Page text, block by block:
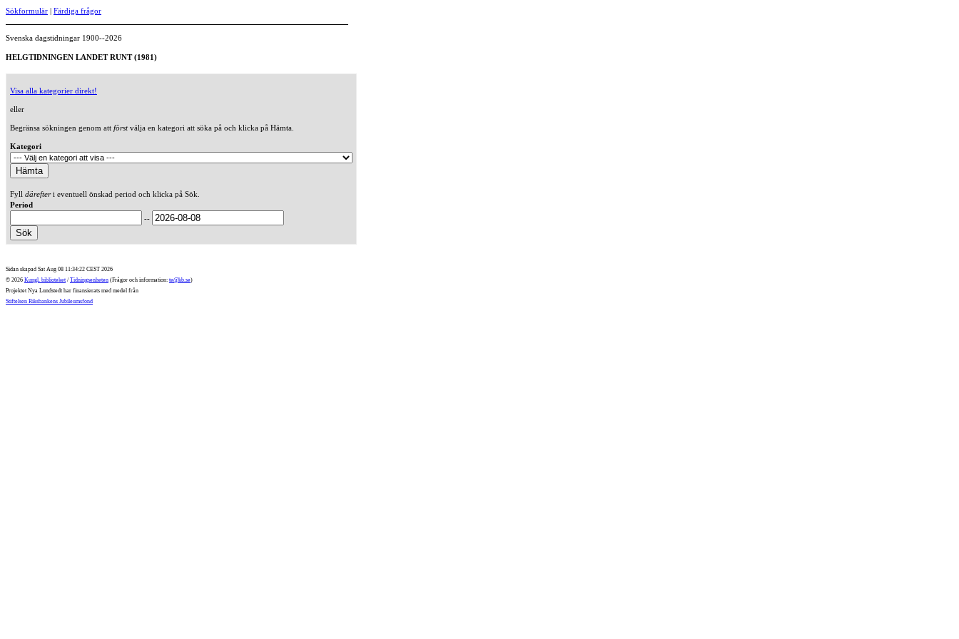
Sökformulär | Färdiga frågor
Svenska dagstidningar 1900--2026
HELGTIDNINGEN LANDET RUNT (1981)
Visa alla kategorier direkt!
eller
Begränsa sökningen genom att förstvälja en kategori att söka på och klicka på Hämta.
Kategori
Fyll därefteri eventuell önskad period och klicka på Sök.
Period
--
Sidan skapad Sat Aug 08 11:34:22 CEST 2026
© 2026 Kungl. biblioteket / Tidningsenheten (Frågor och information: te@kb.se)
Projektet Nya Lundstedt har finansierats med medel från
Stiftelsen Riksbankens Jubileumsfond